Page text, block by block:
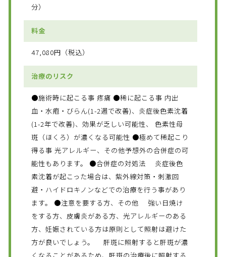
分）
料金
47,080円（税込）
治療のリスク
●施術時に起こる事 疼痛 ●稀に起こる事 内出
血・水疱・びらん(1-2週で改善)、炎症後色素沈着
(1-2年で改善)、効果が乏しい可能性、 色素性母
斑（ほくろ）が濃くなる可能性 ●極めて稀起こり
得る事 光アレルギー、その他予想外の合併症の可
能性もあります。 ●合併症の対処法 炎症後色
素沈着が起こった場合は、紫外線対策・刺激回
避・ハイドロキノンなどでの治療を行う事があり
ます。 ●注意を要する方、その他 強い日焼け
をする方、皮膚炎がある方、光アレルギーのある
方、妊娠されている方は原則として照射は避けた
方が良いでしょう。 肝斑に照射すると肝斑が濃